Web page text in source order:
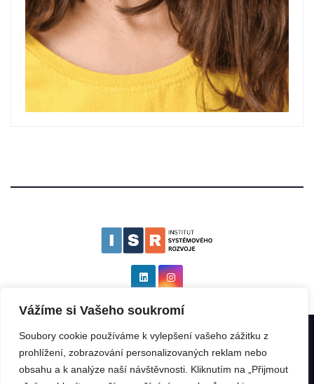
Vážíme si Vašeho soukromí
Soubory cookie používáme k vylepšení vašeho zážitku z
prohlížení, zobrazování personalizovaných reklam nebo
obsahu a k analýze naší návštěvnosti. Kliknutím na „Přijmout
Institut systémového rozvoje as ISR|Všechna práva vyhrazena: ©
2025 byKinabalu s.r.o..